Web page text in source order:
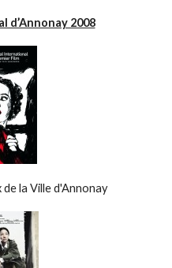
d’Annonay 2008
la Ville d'Annonay